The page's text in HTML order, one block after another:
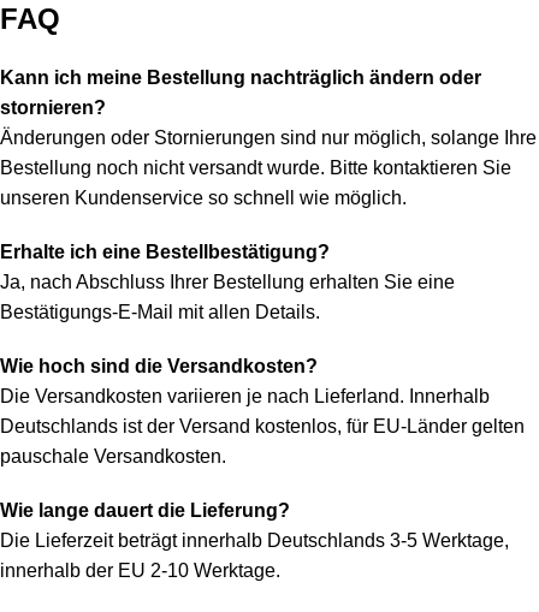
FAQ
Kann ich meine Bestellung nachträglich ändern oder
stornieren?
Änderungen oder Stornierungen sind nur möglich, solange Ihre
Bestellung noch nicht versandt wurde. Bitte kontaktieren Sie
unseren Kundenservice so schnell wie möglich.
Erhalte ich eine Bestellbestätigung?
Ja, nach Abschluss Ihrer Bestellung erhalten Sie eine
Bestätigungs-E-Mail mit allen Details.
Wie hoch sind die Versandkosten?
Die Versandkosten variieren je nach Lieferland. Innerhalb
Deutschlands ist der Versand kostenlos, für EU-Länder gelten
pauschale Versandkosten.
Wie lange dauert die Lieferung?
Die Lieferzeit beträgt innerhalb Deutschlands 3-5 Werktage,
innerhalb der EU 2-10 Werktage.